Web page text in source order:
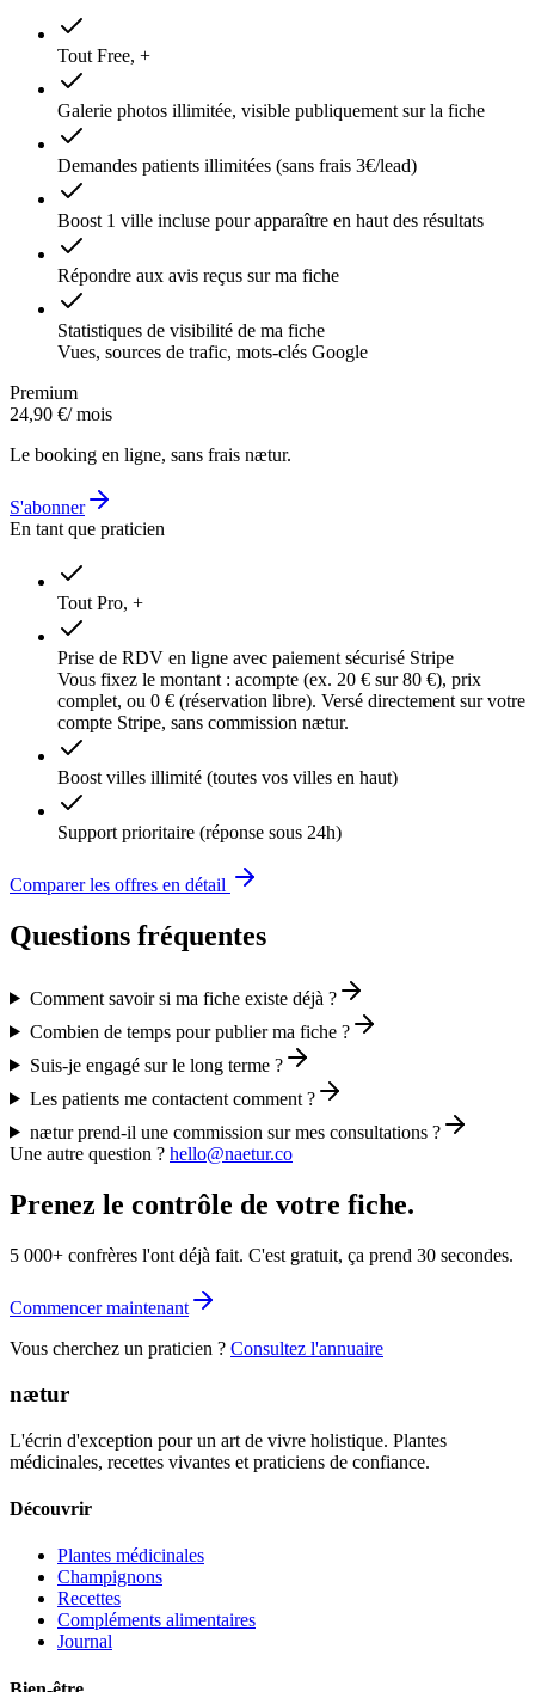
Tout Free, +
Galerie photos illimitée, visible publiquement sur la fiche
Demandes patients illimitées (sans frais 3€/lead)
Boost 1 ville incluse pour apparaître en haut des résultats
Répondre aux avis reçus sur ma fiche
Statistiques de visibilité de ma fiche
Vues, sources de trafic, mots-clés Google
Premium
24,90 €/ mois
Le booking en ligne, sans frais nætur.
S'abonner
En tant que praticien
Tout Pro, +
Prise de RDV en ligne avec paiement sécurisé Stripe
Vous fixez le montant : acompte (ex. 20 € sur 80 €), prix
complet, ou 0 € (réservation libre). Versé directement sur votre
compte Stripe, sans commission nætur.
Boost villes illimité (toutes vos villes en haut)
Support prioritaire (réponse sous 24h)
Comparer les offres en détail
Questions fréquentes
Comment savoir si ma fiche existe déjà ?
Combien de temps pour publier ma fiche ?
Suis-je engagé sur le long terme ?
Les patients me contactent comment ?
nætur prend-il une commission sur mes consultations ?
Une autre question ? hello@naetur.co
Prenez le contrôle de votre fiche.
5 000+ confrères l'ont déjà fait. C'est gratuit, ça prend 30 secondes.
Commencer maintenant
Vous cherchez un praticien ? Consultez l'annuaire
nætur
L'écrin d'exception pour un art de vivre holistique. Plantes
médicinales, recettes vivantes et praticiens de confiance.
Découvrir
Plantes médicinales
Champignons
Recettes
Compléments alimentaires
Journal